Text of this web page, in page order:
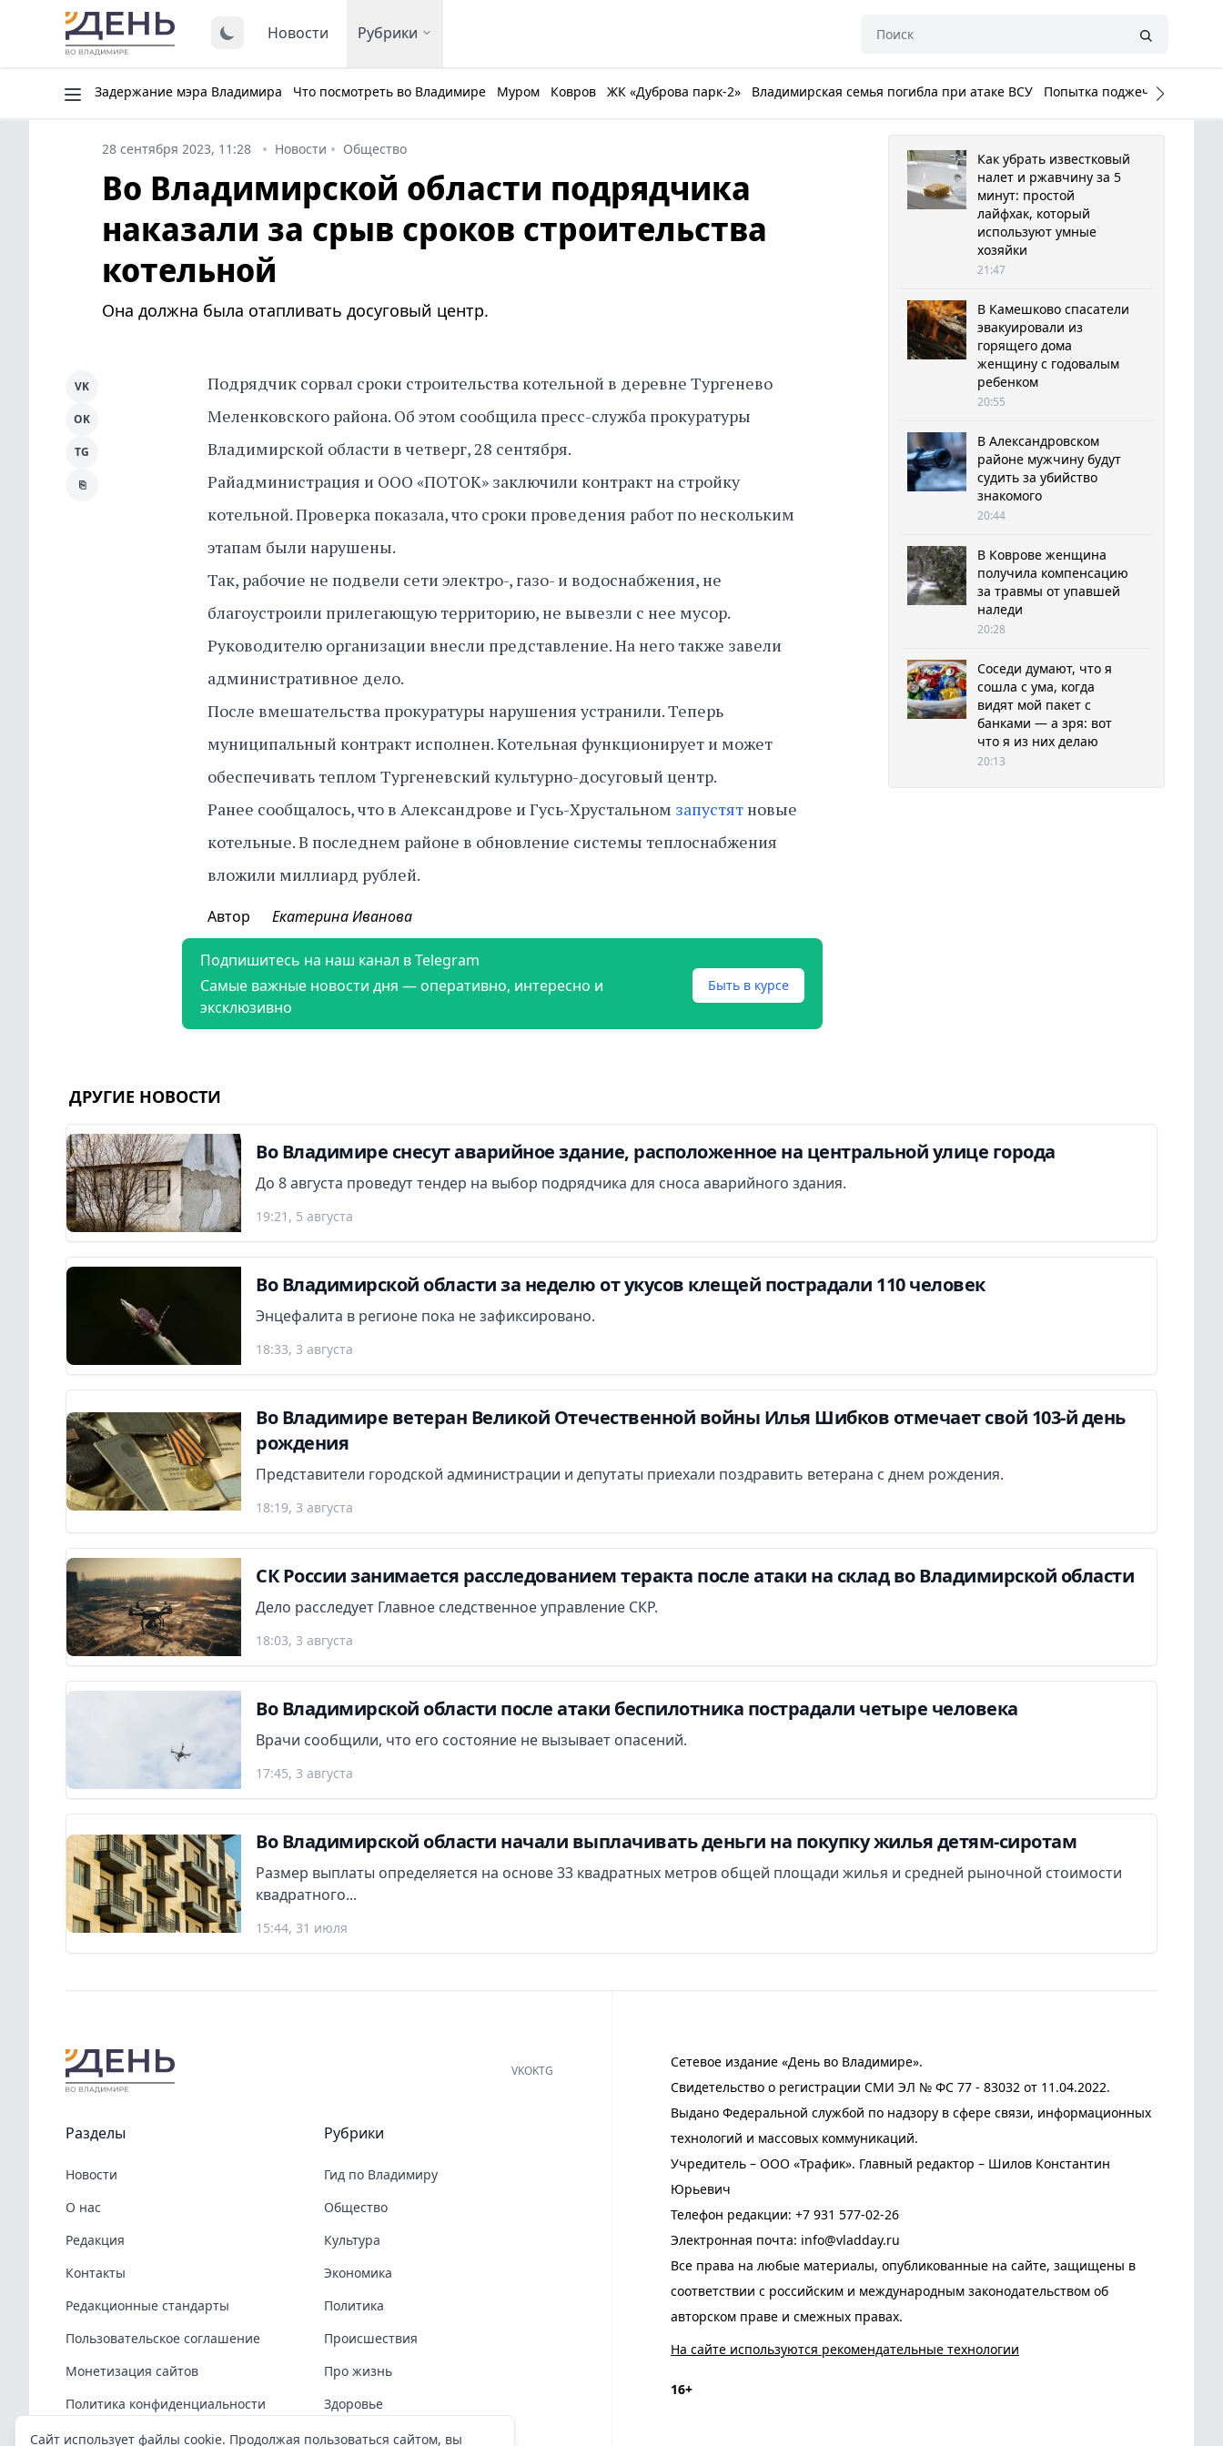
Новости Рубрики
Задержание мэра Владимира Что посмотреть во Владимире Муром Ковров ЖК «Дуброва парк-2» Владимирская семья погибла при атаке ВСУ Попытка поджечь Белый
28 сентября 2023, 11:28 Новости Общество
Во Владимирской области подрядчика
наказали за срыв сроков строительства
котельной
Она должна была отапливать досуговый центр.
Подрядчик сорвал сроки строительства котельной в деревне Тургенево
Меленковского района. Об этом сообщила пресс-служба прокуратуры
Владимирской области в четверг, 28 сентября.
Райадминистрация и ООО «ПОТОК» заключили контракт на стройку
котельной. Проверка показала, что сроки проведения работ по нескольким
этапам были нарушены.
Так, рабочие не подвели сети электро-, газо- и водоснабжения, не
благоустроили прилегающую территорию, не вывезли с нее мусор.
Руководителю организации внесли представление. На него также завели
административное дело.
После вмешательства прокуратуры нарушения устранили. Теперь
муниципальный контракт исполнен. Котельная функционирует и может
обеспечивать теплом Тургеневский культурно-досуговый центр.
Ранее сообщалось, что в Александрове и Гусь-Хрустальном запустят новые
котельные. В последнем районе в обновление системы теплоснабжения
вложили миллиард рублей.
VK
OK
TG
⎘
Автор Екатерина Иванова
Подпишитесь на наш канал в Telegram
Самые важные новости дня — оперативно, интересно и
эксклюзивно
Быть в курсе
Как убрать известковый
налет и ржавчину за 5
минут: простой
лайфхак, который
используют умные
хозяйки
21:47
В Камешково спасатели
эвакуировали из
горящего дома
женщину с годовалым
ребенком
20:55
В Александровском
районе мужчину будут
судить за убийство
знакомого
20:44
В Коврове женщина
получила компенсацию
за травмы от упавшей
наледи
20:28
Соседи думают, что я
сошла с ума, когда
видят мой пакет с
банками — а зря: вот
что я из них делаю
20:13
ДРУГИЕ НОВОСТИ
Во Владимире снесут аварийное здание, расположенное на центральной улице города
До 8 августа проведут тендер на выбор подрядчика для сноса аварийного здания.
19:21, 5 августа
Во Владимирской области за неделю от укусов клещей пострадали 110 человек
Энцефалита в регионе пока не зафиксировано.
18:33, 3 августа
Во Владимире ветеран Великой Отечественной войны Илья Шибков отмечает свой 103-й день
рождения
Представители городской администрации и депутаты приехали поздравить ветерана с днем рождения.
18:19, 3 августа
СК России занимается расследованием теракта после атаки на склад во Владимирской области
Дело расследует Главное следственное управление СКР.
18:03, 3 августа
Во Владимирской области после атаки беспилотника пострадали четыре человека
Врачи сообщили, что его состояние не вызывает опасений.
17:45, 3 августа
Во Владимирской области начали выплачивать деньги на покупку жилья детям-сиротам
Размер выплаты определяется на основе 33 квадратных метров общей площади жилья и средней рыночной стоимости
квадратного...
15:44, 31 июля
Сетевое издание «День во Владимире».
Свидетельство о регистрации СМИ ЭЛ № ФС 77 - 83032 от 11.04.2022.
Выдано Федеральной службой по надзору в сфере связи, информационных
технологий и массовых коммуникаций.
Учредитель – ООО «Трафик». Главный редактор – Шилов Константин
Юрьевич
Телефон редакции: +7 931 577-02-26
Электронная почта: info@vladday.ru
Все права на любые материалы, опубликованные на сайте, защищены в
соответствии с российским и международным законодательством об
авторском праве и смежных правах.
На сайте используются рекомендательные технологии
16+
VKOKTG
Разделы
Новости
О нас
Редакция
Контакты
Редакционные стандарты
Пользовательское соглашение
Монетизация сайтов
Политика конфиденциальности
Политика cookies
Рубрики
Гид по Владимиру
Общество
Культура
Экономика
Политика
Происшествия
Про жизнь
Здоровье
COVID-19
Сайт использует файлы cookie. Продолжая пользоваться сайтом, вы